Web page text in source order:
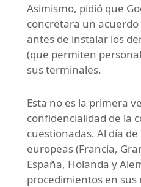
Asimismo, pidió que
concretara un
antes de instalar los
(que permiten
sus terminales.
Esta no es la primera
confidencialidad de la
cuestionadas. Al día
europeas (Francia,
España, Holanda y
procedimientos en sus